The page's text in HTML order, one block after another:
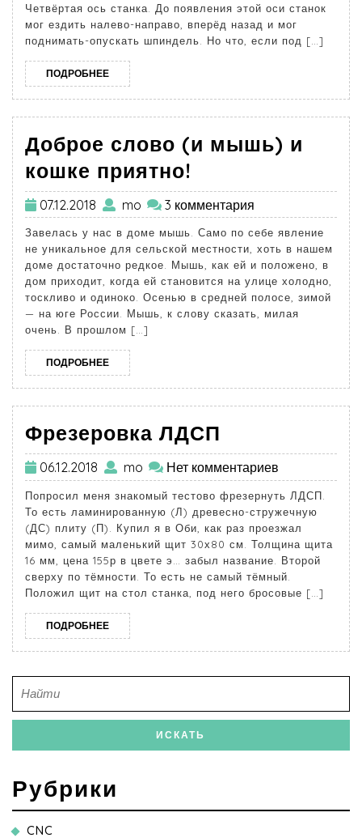
Четвёртая ось станка. До появления этой оси станок
мог ездить налево-направо, вперёд назад и мог
поднимать-опускать шпиндель. Но что, если под […]
ПОДРОБНЕЕ
Доброе слово (и мышь) и
кошке приятно!
07.12.2018 mo 3 комментария
Завелась у нас в доме мышь. Само по себе явление
не уникальное для сельской местности, хоть в нашем
доме достаточно редкое. Мышь, как ей и положено, в
дом приходит, когда ей становится на улице холодно,
тоскливо и одиноко. Осенью в средней полосе, зимой
— на юге России. Мышь, к слову сказать, милая
очень. В прошлом […]
ПОДРОБНЕЕ
Фрезеровка ЛДСП
06.12.2018 mo Нет комментариев
Попросил меня знакомый тестово фрезернуть ЛДСП.
То есть ламинированную (Л) древесно-стружечную
(ДС) плиту (П). Купил я в Оби, как раз проезжал
мимо, самый маленький щит 30х80 см. Толщина щита
16 мм, цена 155р в цвете э… забыл название. Второй
сверху по тёмности. То есть не самый тёмный.
Положил щит на стол станка, под него бросовые […]
ПОДРОБНЕЕ
Рубрики
CNC